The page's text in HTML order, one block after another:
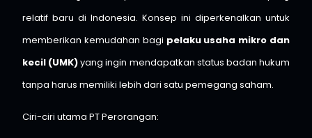
relatif baru di Indonesia. Konsep ini diperkenalkan untuk
memberikan kemudahan bagi pelaku usaha mikro dan
kecil (UMK)yang ingin mendapatkan status badan hukum
tanpa harus memiliki lebih dari satu pemegang saham.
Ciri-ciri utama PT Perorangan: